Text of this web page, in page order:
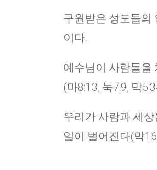
구원받은 성도들의
이다.
예수님이 사람들을
(마8:13, 눅7:9, 막
우리가 사람과 세
일이 벌어진다(막